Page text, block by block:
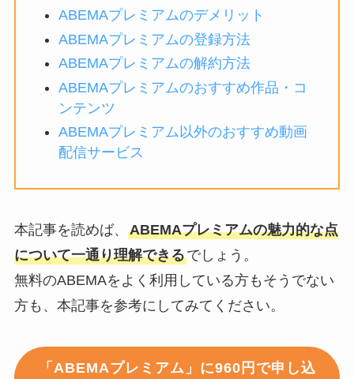
ABEMAプレミアムのデメリット
ABEMAプレミアムの登録方法
ABEMAプレミアムの解約方法
ABEMAプレミアムのおすすめ作品・コ
ンテンツ
ABEMAプレミアム以外のおすすめ動画
配信サービス
本記事を読めば、 ABEMAプレミアムの魅力的な点
について一通り理解できるでしょう。
無料のABEMAをよく利用している方もそうでない
方も、本記事を参考にしてみてください。
「ABEMAプレミアム」に960円で申し込